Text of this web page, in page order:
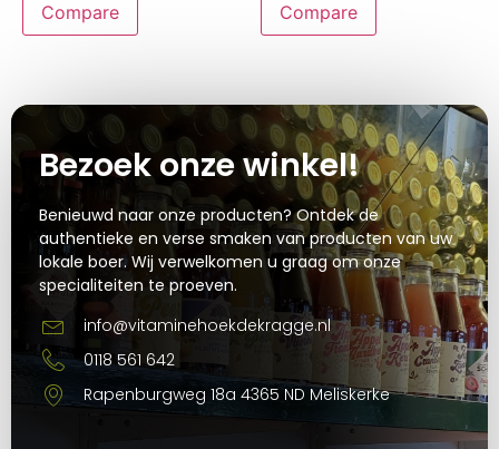
Compare Compare
Bezoek onze winkel!
Benieuwd naar onze producten? Ontdek de
authentieke en verse smaken van producten van uw
lokale boer. Wij verwelkomen u graag om onze
specialiteiten te proeven.
info@vitaminehoekdekragge.nl
0118 561 642
Rapenburgweg 18a 4365 ND Meliskerke